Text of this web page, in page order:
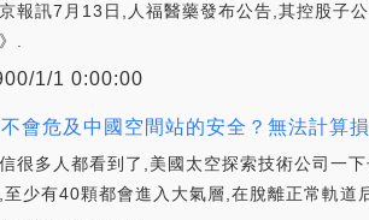
報訊7月13日,人福醫藥發布公告,其控股子
.
1/1 0:00:00
會危及中國空間站的安全？無法計算
很多人都看到了,美國太空探索技術公司一
至少有40顆都會進入大氣層,在脫離正常軌道